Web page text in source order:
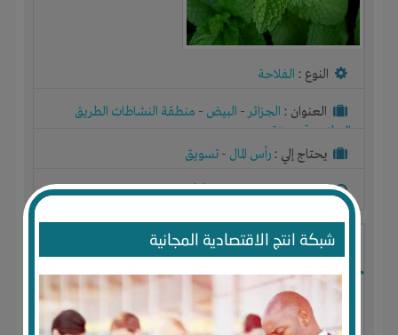
شبكة انتج الاقتصادية المجانية
النوع : الفلاحة
العنوان : الجزائر- البيض - منطقة النشاطات الطريق
الوطني رقم ستة
يحتاج إلي : رأس المال - تسويق
آخر نشاط :منذ 8 اشهر عدد الاعضاء : 0 الأعضاء
انتاج زيت اركان ومواد تجميل طبيعية